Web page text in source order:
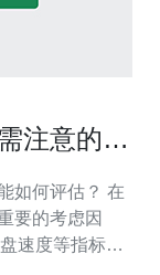
注意的事
如何评估？ 在
要的考虑因
速度等指标。